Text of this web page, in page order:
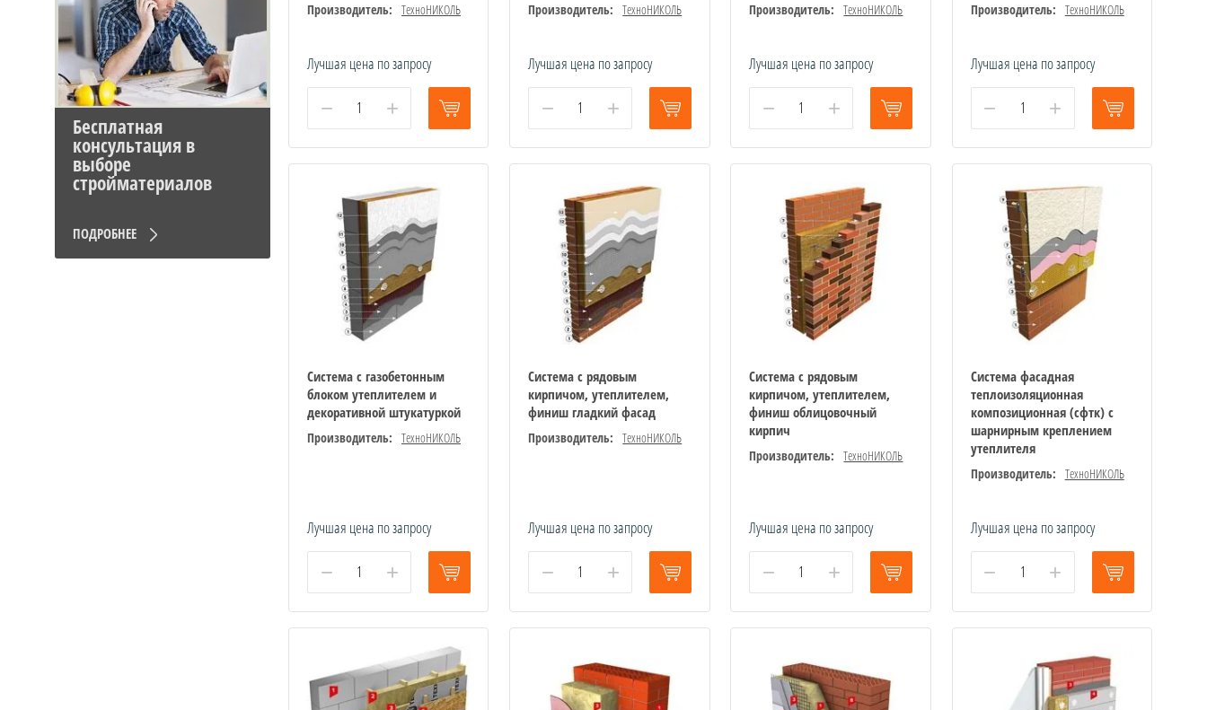
Бесплатная
консультация в
выборе
стройматериалов
ПОДРОБНЕЕ
Производитель: ТехноНИКОЛЬ
Лучшая цена по запросу
− +
Производитель: ТехноНИКОЛЬ
Лучшая цена по запросу
− +
Производитель: ТехноНИКОЛЬ
Лучшая цена по запросу
− +
Производитель: ТехноНИКОЛЬ
Лучшая цена по запросу
− +
Система с газобетонным
блоком утеплителем и
декоративной штукатуркой
Производитель: ТехноНИКОЛЬ
Лучшая цена по запросу
− +
Система с рядовым
кирпичом, утеплителем,
финиш гладкий фасад
Производитель: ТехноНИКОЛЬ
Лучшая цена по запросу
− +
Система с рядовым
кирпичом, утеплителем,
финиш облицовочный
кирпич
Производитель: ТехноНИКОЛЬ
Лучшая цена по запросу
− +
Система фасадная
теплоизоляционная
композиционная (сфтк) с
шарнирным креплением
утеплителя
Производитель: ТехноНИКОЛЬ
Лучшая цена по запросу
− +